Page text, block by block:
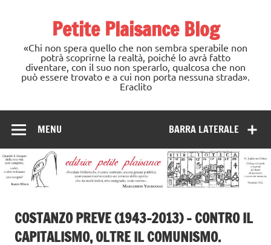
Petite Plaisance Blog
«Chi non spera quello che non sembra sperabile non
potrà scoprirne la realtà, poiché lo avrà fatto
diventare, con il suo non sperarlo, qualcosa che non
può essere trovato e a cui non porta nessuna strada».
Eraclito
BARRA LATERALE
MENU
COSTANZO PREVE (1943-2013) – CONTRO IL
CAPITALISMO, OLTRE IL COMUNISMO.